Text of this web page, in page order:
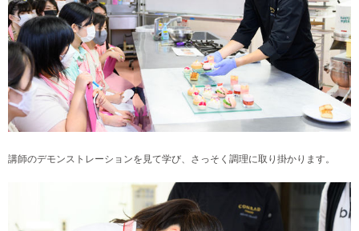
講師のデモンストレーションを見て学び、さっそく調理に取り掛かります。